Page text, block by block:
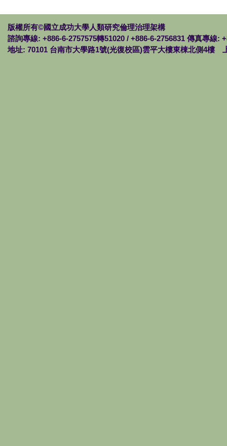
版權所有©國立成功大學人類研究倫理治理架構
諮詢專線: +886-6-2757575轉51020 / +886-6-2756831 傳真專
地址: 70101 台南市大學路1號(光復校區)雲平大樓東棟北側4樓